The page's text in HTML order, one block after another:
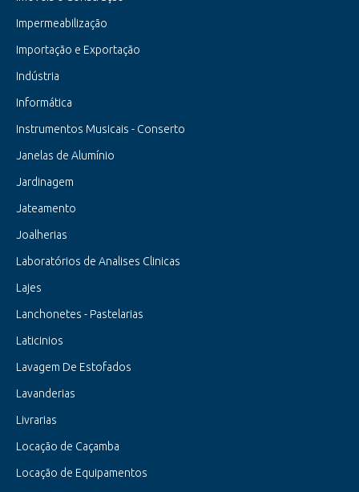
Impermeabilização
Importação e Exportação
Indústria
Informática
Instrumentos Musicais - Conserto
Janelas de Alumínio
Jardinagem
Jateamento
Joalherias
Laboratórios de Analises Clinicas
Lajes
Lanchonetes - Pastelarias
Laticinios
Lavagem De Estofados
Lavanderias
Livrarias
Locação de Caçamba
Locação de Equipamentos